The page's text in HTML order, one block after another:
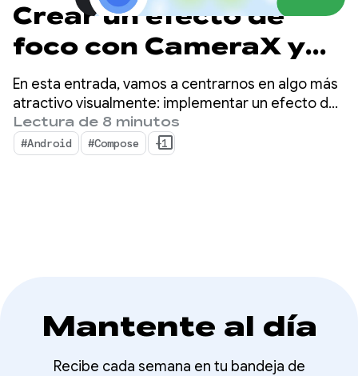
Crear un efecto de
foco con CameraX y
Jetpack Compose
En esta entrada, vamos a centrarnos en algo más
atractivo visualmente: implementar un efecto de
foco sobre la vista previa de la cámara usando la
detección de caras como base para el efecto.
Lectura de 8 minutos
#Android #Compose +1
Mantente al día
Recibe cada semana en tu bandeja de